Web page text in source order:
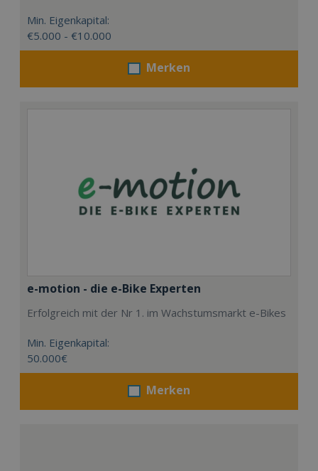
Min. Eigenkapital:
€5.000 - €10.000
Merken
e-motion - die e-Bike Experten
Erfolgreich mit der Nr 1. im Wachstumsmarkt e-Bikes
Min. Eigenkapital:
50.000€
Merken